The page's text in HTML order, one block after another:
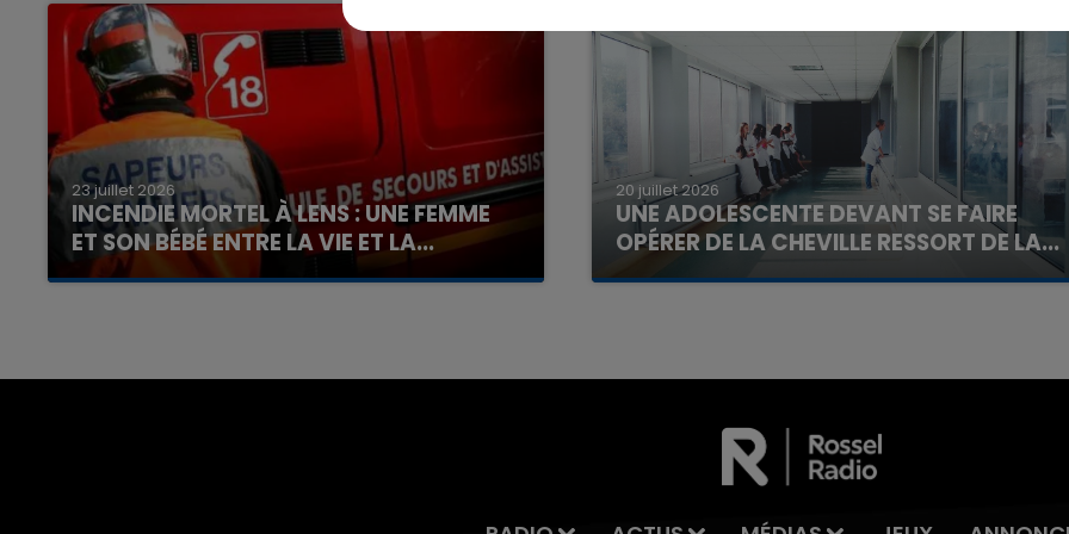
23 juillet 2026
INCENDIE MORTEL À LENS : UNE FEMME
ET SON BÉBÉ ENTRE LA VIE ET LA...
Un homme s'est immolé par le feu après avoir
20 juillet 2026
UNE ADOLESCENTE DEVANT SE FAIRE
OPÉRER DE LA CHEVILLE RESSORT DE LA...
La famille a porté plainte contre la clinique qui a